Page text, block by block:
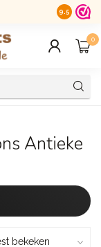
14 dagen
9.5
0
Antieke